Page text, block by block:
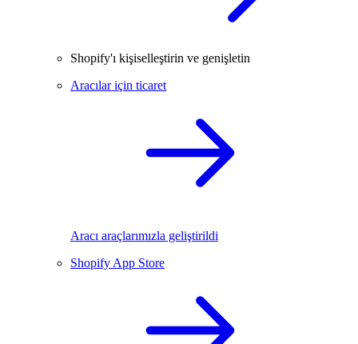
Shopify'ı kişiselleştirin ve genişletin
Aracılar için ticaret
Aracı araçlarımızla geliştirildi
Shopify App Store